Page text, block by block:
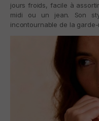
jours froids, facile à
midi ou un jean. Son
incontournable de la garde-